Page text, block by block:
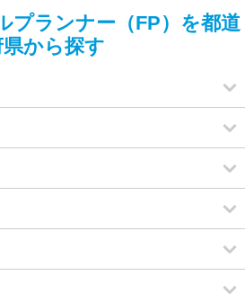
プランナー（FP）を都道
県から探す